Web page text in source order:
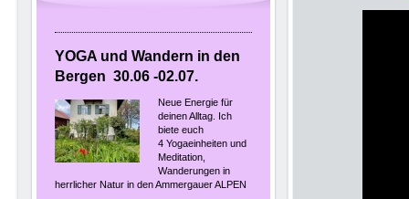
YOGA und Wandern in den
Bergen 30.06 -02.07.
Neue Energie für
deinen Alltag. Ich
biete euch
4 Yogaeinheiten und
Meditation,
Wanderungen in
herrlicher Natur in den Ammergauer ALPEN